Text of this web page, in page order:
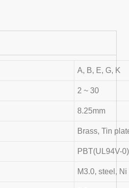
A, B, E, G, K
2 ~ 30
8.25mm
Brass, Tin
PBT(UL94V-
M3.0, steel,